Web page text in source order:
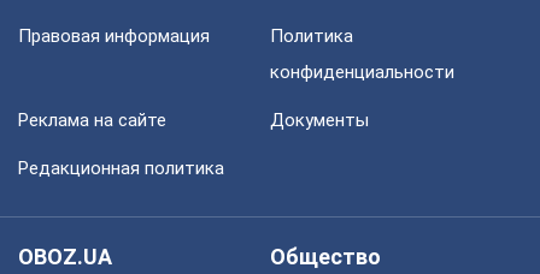
Правовая информация
Политика
конфиденциальности
Реклама на сайте Документы
Редакционная политика
OBOZ.UA
Общество